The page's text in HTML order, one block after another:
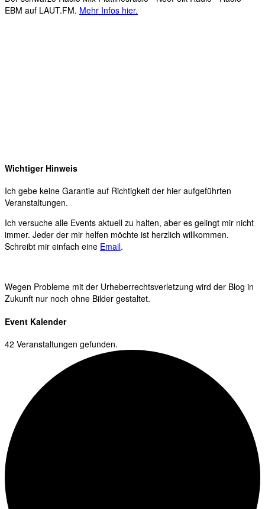
EBM auf LAUT.FM. Mehr Infos hier.
Wichtiger Hinweis
Ich gebe keine Garantie auf Richtigkeit der hier aufgeführten
Veranstaltungen.
Ich versuche alle Events aktuell zu halten, aber es gelingt mir nicht
immer. Jeder der mir helfen möchte ist herzlich willkommen.
Schreibt mir einfach eine Email.
Wegen Probleme mit der Urheberrechtsverletzung wird der Blog in
Zukunft nur noch ohne Bilder gestaltet.
Event Kalender
42 Veranstaltungen gefunden.